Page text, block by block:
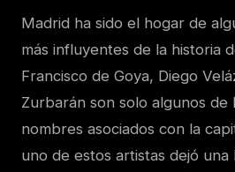
Madrid ha sido el hogar de
más influyentes de la historia
Francisco de Goya, Diego
Zurbarán son solo algunos de
nombres asociados con la
uno de estos artistas dejó